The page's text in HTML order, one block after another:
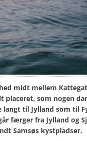
midt mellem
placeret, som nogen
til Jylland som til
færger fra Jylland og
Samsøs kystpladser.